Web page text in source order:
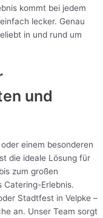
kommt bei jedem
lecker. Genau
in und rund um
und
einem besonderen
die ideale Lösung für
zum großen
Catering-Erlebnis.
Stadtfest in Velpke –
an. Unser Team sorgt